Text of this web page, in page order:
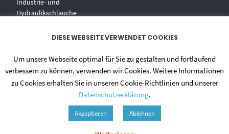
Industrie- und
Hydraulikschläuche
Zentralschmierungen
Hochdruckwaschgeräte und
DIESE WEBSEITE VERWENDET COOKIES
Um unsere Webseite optimal für Sie zu gestalten und fortlaufend
verbessern zu können, verwenden wir Cookies. Weitere Informationen
zu Cookies erhalten Sie in unseren Cookie-Richtlinien und unserer
Datenschutzerklärung.
Akzeptieren Ablehnen